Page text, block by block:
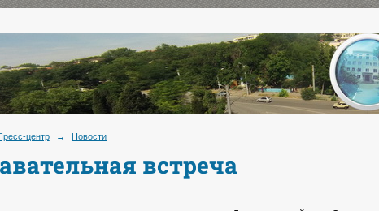
центр → Новости
встреча